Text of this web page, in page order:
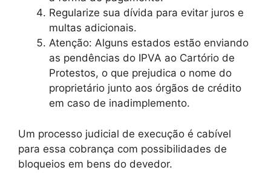
Regularize sua dívida para evitar juros e
multas adicionais.
Atenção: Alguns estados estão enviando
as pendências do IPVA ao Cartório de
Protestos, o que prejudica o nome do
proprietário junto aos órgãos de crédito
em caso de inadimplemento.
Um processo judicial de execução é cabível
para essa cobrança com possibilidades de
bloqueios em bens do devedor.